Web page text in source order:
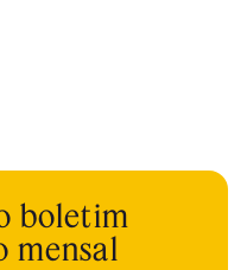
boletim
mensal